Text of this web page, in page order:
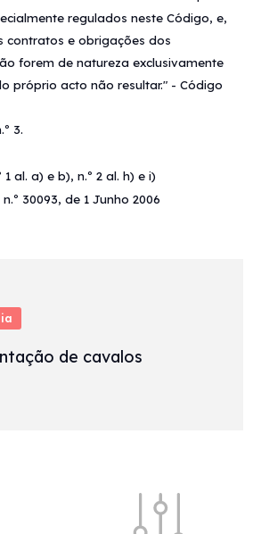
de cavalos
regulados neste Código, e,
contratos e obrigações dos
forem de natureza exclusivamente
próprio acto não resultar." - Código
3.
1 al. a) e b), n.º 2 al. h) e i)
30093, de 1 Junho 2006